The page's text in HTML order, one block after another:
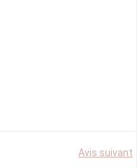
Avis suivant